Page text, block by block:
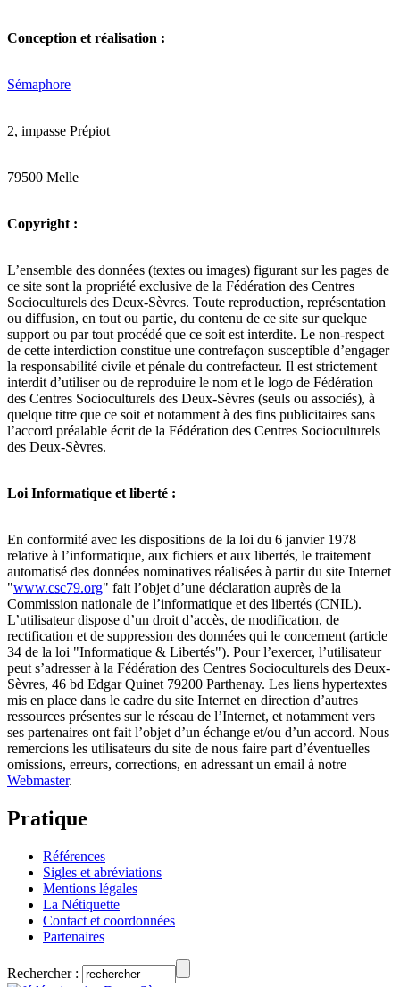
Conception et réalisation :
Sémaphore
2, impasse Prépiot
79500 Melle
Copyright :
L’ensemble des données (textes ou images) figurant sur les pages de
ce site sont la propriété exclusive de la Fédération des Centres
Socioculturels des Deux-Sèvres. Toute reproduction, représentation
ou diffusion, en tout ou partie, du contenu de ce site sur quelque
support ou par tout procédé que ce soit est interdite. Le non-respect
de cette interdiction constitue une contrefaçon susceptible d’engager
la responsabilité civile et pénale du contrefacteur. Il est strictement
interdit d’utiliser ou de reproduire le nom et le logo de Fédération
des Centres Socioculturels des Deux-Sèvres (seuls ou associés), à
quelque titre que ce soit et notamment à des fins publicitaires sans
l’accord préalable écrit de la Fédération des Centres Socioculturels
des Deux-Sèvres.
Loi Informatique et liberté :
En conformité avec les dispositions de la loi du 6 janvier 1978
relative à l’informatique, aux fichiers et aux libertés, le traitement
automatisé des données nominatives réalisées à partir du site Internet
"www.csc79.org" fait l’objet d’une déclaration auprès de la
Commission nationale de l’informatique et des libertés (CNIL).
L’utilisateur dispose d’un droit d’accès, de modification, de
rectification et de suppression des données qui le concernent (article
34 de la loi "Informatique & Libertés"). Pour l’exercer, l’utilisateur
peut s’adresser à la Fédération des Centres Socioculturels des Deux-
Sèvres, 46 bd Edgar Quinet 79200 Parthenay. Les liens hypertextes
mis en place dans le cadre du site Internet en direction d’autres
ressources présentes sur le réseau de l’Internet, et notamment vers
ses partenaires ont fait l’objet d’un échange et/ou d’un accord. Nous
remercions les utilisateurs du site de nous faire part d’éventuelles
omissions, erreurs, corrections, en adressant un email à notre
Webmaster.
Pratique
Références
Sigles et abréviations
Mentions légales
La Nétiquette
Contact et coordonnées
Partenaires
Rechercher :